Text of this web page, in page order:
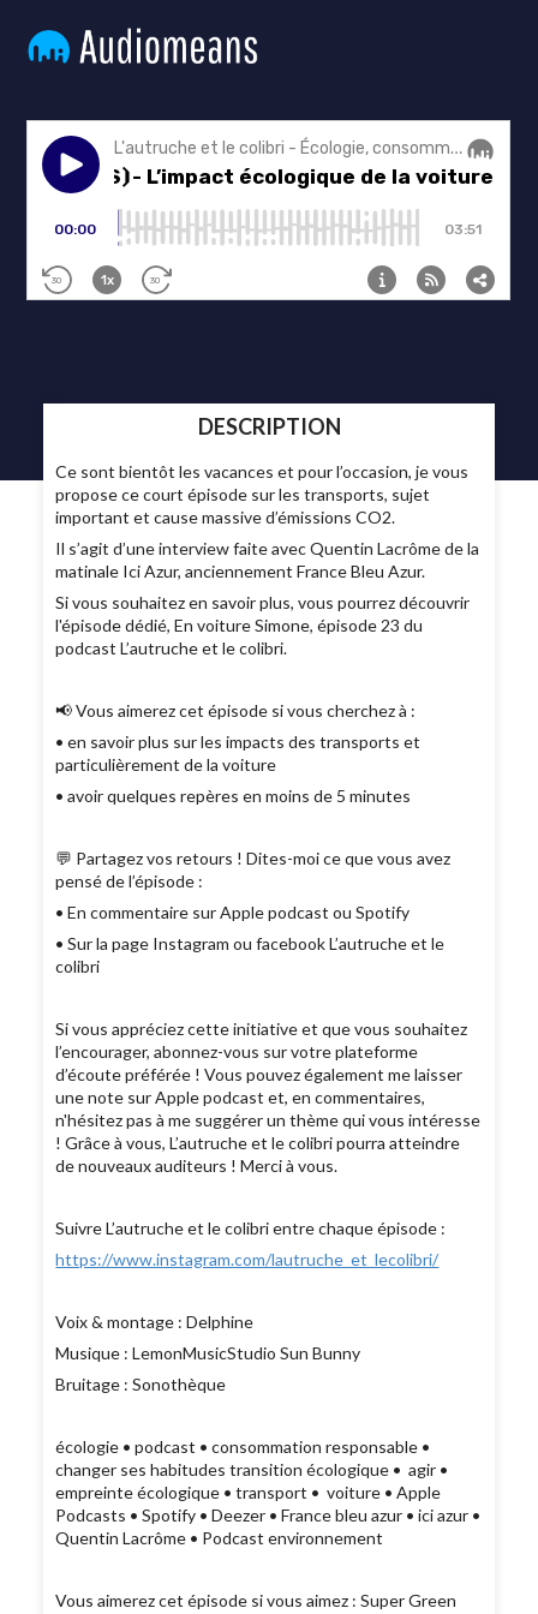
DESCRIPTION
Ce sont bientôt les vacances et pour l’occasion, je vous
propose ce court épisode sur les transports, sujet
important et cause massive d’émissions CO2.
Il s’agit d’une interview faite avec Quentin Lacrôme de la
matinale Ici Azur, anciennement France Bleu Azur.
Si vous souhaitez en savoir plus, vous pourrez découvrir
l'épisode dédié, En voiture Simone, épisode 23 du
podcast L’autruche et le colibri.
📢 Vous aimerez cet épisode si vous cherchez à :
• en savoir plus sur les impacts des transports et
particulièrement de la voiture
• avoir quelques repères en moins de 5 minutes
💬 Partagez vos retours ! Dites-moi ce que vous avez
pensé de l’épisode :
• En commentaire sur Apple podcast ou Spotify
• Sur la page Instagram ou facebook L’autruche et le
colibri
Si vous appréciez cette initiative et que vous souhaitez
l’encourager, abonnez-vous sur votre plateforme
d’écoute préférée ! Vous pouvez également me laisser
une note sur Apple podcast et, en commentaires,
n'hésitez pas à me suggérer un thème qui vous intéresse
! Grâce à vous, L’autruche et le colibri pourra atteindre
de nouveaux auditeurs ! Merci à vous.
Suivre L’autruche et le colibri entre chaque épisode :
https://www.instagram.com/lautruche_et_lecolibri/
Voix & montage : Delphine
Musique : LemonMusicStudio Sun Bunny
Bruitage : Sonothèque
écologie • podcast • consommation responsable •
changer ses habitudes transition écologique • agir •
empreinte écologique • transport • voiture • Apple
Podcasts • Spotify • Deezer • France bleu azur • ici azur •
Quentin Lacrôme • Podcast environnement
Vous aimerez cet épisode si vous aimez : Super Green